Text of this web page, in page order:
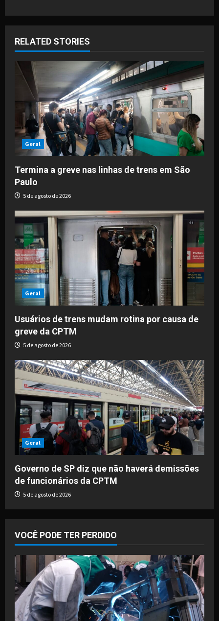
a
v
i
a
t
o
n
RELATED STORIES
Geral
Termina a greve nas linhas de trens em São
Paulo
5 de agosto de 2026
Geral
Usuários de trens mudam rotina por causa de
greve da CPTM
5 de agosto de 2026
Geral
Governo de SP diz que não haverá demissões
de funcionários da CPTM
5 de agosto de 2026
VOCÊ PODE TER PERDIDO